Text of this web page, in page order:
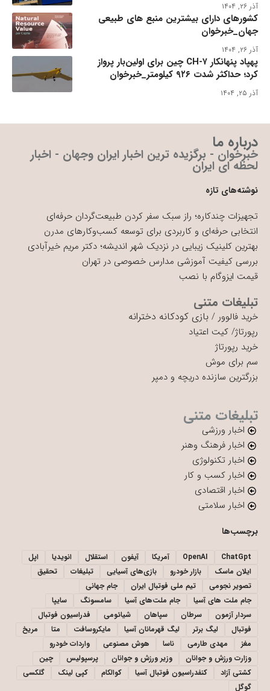
آذر ۲۶, ۱۴۰۴
کشورهای دارای بیشترین منبع های طبیعی
جهان_خبرخوان
آذر ۲۶, ۱۴۰۴
پهپاد پنهانکار CH-۷ چین برای اولین‌بار پرواز
کرد؛ حداکثر شدت ۹۲۶ کیلومتر_خبرخوان
آذر ۲۵, ۱۴۰۴
درباره ما
خبرخوان - برگزیده ترین اخبار ایران وجهان - اخبار
لحظه ای ایران
نوشته‌های تازه
تجهیزات چندکاره؛ راز سبک سفر کردن طبیعت‌گردان حرفه‌ای
انتخابی حرفه‌ای و کاربردی برای توسعه کسب‌وکارهای مدرن
بهترین کلینیک زیبایی در نزدیک شهر اندیشه؛ دکتر مریم خیرآبادی
بررسی کیفیت آموزشی مدارس خصوصی در تهران
قیمت ایزوگام با نصب
تبلیغات متنی
خرید فالوور / بازی کودکانه دخترانه
رپورتاژ/ کیت اعتیاد
خرید رپورتاژ
سم برای موش
بزرگترین سازنده دریچه و دمپر
تبلیغات متنی
اخبار ورزشی
اخبار فرهنگ وهنر
اخبار تکنولوژی
اخبار کسب و کار
اخبار اقتصادی
اخبار سلامتی
برچسب‌ها
ChatGpt
OpenAI آمریکا آیفون استقلال انویدیا
اپل
ایلان ماسک
بازار خودرو بازی‌های آسیایی تبلیغات
تحقیق
تصویر نجومی
تیم ملی فوتبال ایران
جام جهانی
جام ملت های آسیا
جام ملت‌های آسیا سامسونگ
سایپا
سردار آزمون
سرطان سپاهان شیائومی
فدراسیون فوتبال
فوتبال
لیگ برتر لیگ قهرمانان آسیا مایکروسافت متا
مریخ
مغز
مهدی طارمی ناسا هوش مصنوعی
واردات خودرو
وزارت ورزش و جوانان
وزیر ورزش و جوانان پرسپولیس
چین
کشتی آزاد
کنفدراسیون فوتبال آسیا کوالکام کپی لینک
گلکسی
گوگل